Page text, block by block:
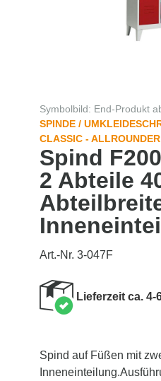
Symbolbild: End-Produkt
SPINDE /
CLASSIC - ALLROUNDER
Spind
2 Abteile
Art.-Nr. 3-047F
Lieferzeit ca. 4-
Spind auf Füßen mit